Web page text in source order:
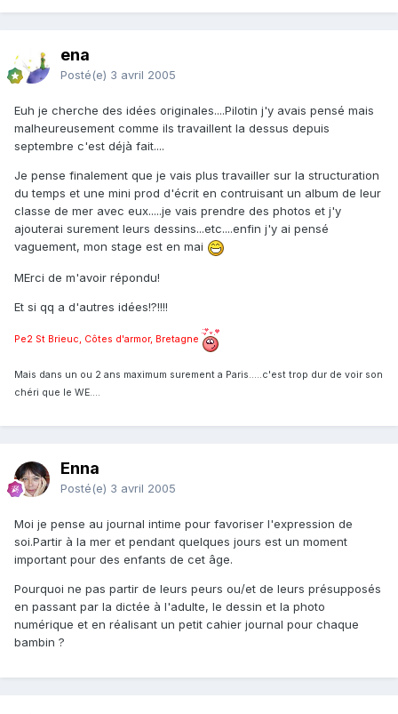
ena
Posté(e) 3 avril 2005
Euh je cherche des idées originales....Pilotin j'y avais pensé mais
malheureusement comme ils travaillent la dessus depuis
septembre c'est déjà fait....
Je pense finalement que je vais plus travailler sur la structuration
du temps et une mini prod d'écrit en contruisant un album de leur
classe de mer avec eux.....je vais prendre des photos et j'y
ajouterai surement leurs dessins...etc....enfin j'y ai pensé
vaguement, mon stage est en mai
MErci de m'avoir répondu!
Et si qq a d'autres idées!?!!!!
Pe2 St Brieuc, Côtes d'armor, Bretagne
Mais dans un ou 2 ans maximum surement a Paris.....c'est trop dur de voir son
chéri que le WE....
Enna
Posté(e) 3 avril 2005
Moi je pense au journal intime pour favoriser l'expression de
soi.Partir à la mer et pendant quelques jours est un moment
important pour des enfants de cet âge.
Pourquoi ne pas partir de leurs peurs ou/et de leurs présupposés
en passant par la dictée à l'adulte, le dessin et la photo
numérique et en réalisant un petit cahier journal pour chaque
bambin ?